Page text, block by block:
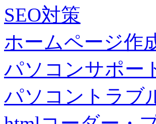
SEO対策
ホームページ作
パソコンサポー
パソコントラブ